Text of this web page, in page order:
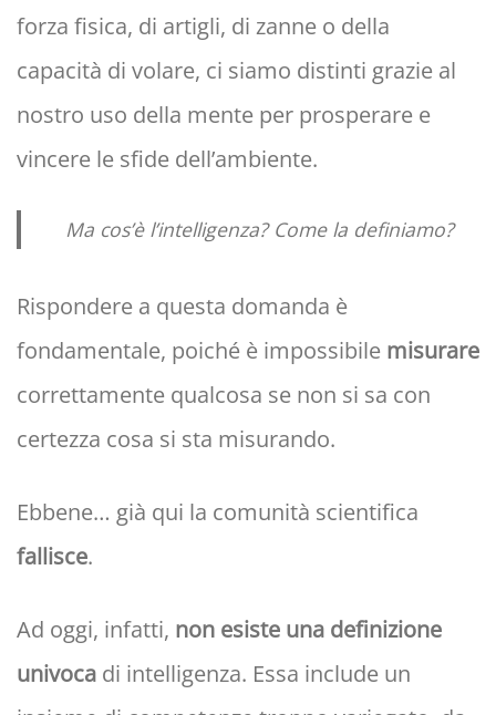
forza fisica, di artigli, di zanne o della
capacità di volare, ci siamo distinti grazie al
nostro uso della mente per prosperare e
vincere le sfide dell’ambiente.
Ma cos’è l’intelligenza? Come la definiamo?
Rispondere a questa domanda è
fondamentale, poiché è impossibile misurare
correttamente qualcosa se non si sa con
certezza cosa si sta misurando.
Ebbene… già qui la comunità scientifica
fallisce.
Ad oggi, infatti, non esiste una definizione
univoca di intelligenza. Essa include un